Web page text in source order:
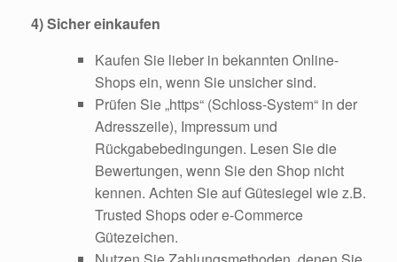
4) Sicher einkaufen
Kaufen Sie lieber in bekannten Online-
Shops ein, wenn Sie unsicher sind.
Prüfen Sie „https“ (Schloss-System“ in der
Adresszeile), Impressum und
Rückgabebedingungen. Lesen Sie die
Bewertungen, wenn Sie den Shop nicht
kennen. Achten Sie auf Gütesiegel wie z.B.
Trusted Shops oder e-Commerce
Gütezeichen.